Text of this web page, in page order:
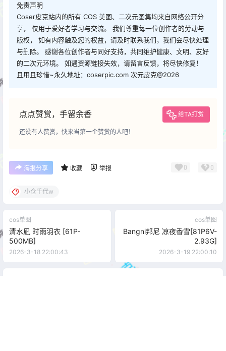
免责声明
Coser皮克站内的所有 COS 美图、二次元图集均来自网络公开分
享， 仅用于爱好者学习与交流。 我们尊重每一位创作者的劳动与
版权， 如有内容触及您的权益，请及时联系我们，我们会尽快处理
与删除。 感谢各位创作者与同好支持，共同维护健康、文明、友好
的二次元环境。 如遇资源链接失效，请留言反馈，将尽快修复！
且用且珍惜~永久地址：coserpic.com 次元皮克@2026
点点赞赏，手留余香 给TA打赏
还没有人赞赏，快来当第一个赞赏的人吧！
海报分享 收藏 举报 0 0
小仓千代w
cos单图
清水凪 时雨羽衣 [61P-
500MB]
2026-3-18 22:00:43
cos单图
Bangni邦尼 凉夜香雪[81P6V-
2.93G]
2026-3-19 22:00:10